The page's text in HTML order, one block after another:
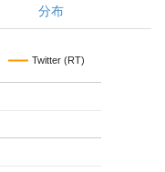
分布
Twitter (RT)